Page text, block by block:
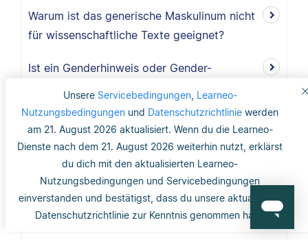
Unsere Servicebedingungen, Learneo-
Nutzungsbedingungen und Datenschutzrichtlinie werden
am 21. August 2026 aktualisiert. Wenn du die Learneo-
Dienste nach dem 21. August 2026 weiterhin nutzt, erklärst
du dich mit den aktualisierten Learneo-
Nutzungsbedingungen und Servicebedingungen
einverstanden und bestätigst, dass du unsere aktualisierte
Datenschutzrichtlinie zur Kenntnis genommen hast.
Warum ist das generische Maskulinum nicht
für wissenschaftliche Texte geeignet?
Ist ein Genderhinweis oder Gender-
Was ist das generische Maskulinum?
Wo finde ich Copyright-Informationen zu
Benötige ich ein Abbildungs- und